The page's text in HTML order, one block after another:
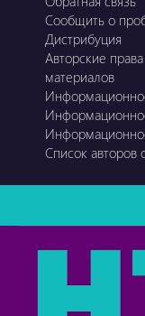
Сообщить о
Дистрибуция
Авторские
материалов
Список авторов